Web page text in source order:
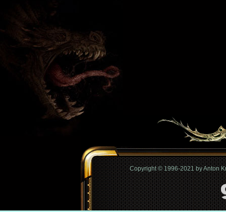
Copyright © 1996-2021 by Anton